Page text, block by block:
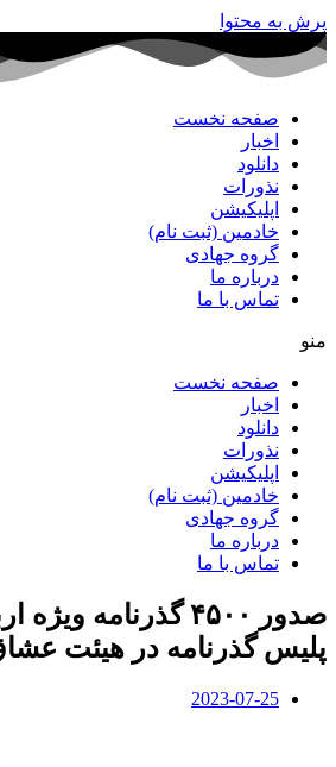
پرش به محتوا
صفحه نخست
اخبار
دانلود
نذورات
اپلیکیشن
خادمین (ثبت نام)
گروه جهادی
درباره ما
تماس با ما
منو
صفحه نخست
اخبار
دانلود
نذورات
اپلیکیشن
خادمین (ثبت نام)
گروه جهادی
درباره ما
تماس با ما
صدور ۴۵۰۰ گذرنامه
پلیس گذرنامه در هیئت
2023-07-25